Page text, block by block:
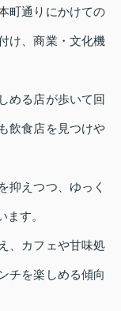
町通りにかけての
け、商業・文化機
める店が歩いて回
飲食店を見つけや
抑えつつ、ゆっく
す。
、カフェや甘味処
チを楽しめる傾向